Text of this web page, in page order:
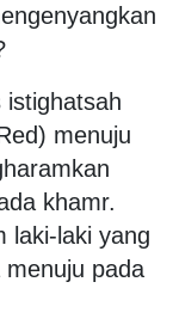
istighatsah
menuju
khamr.
laki-laki yang
pada